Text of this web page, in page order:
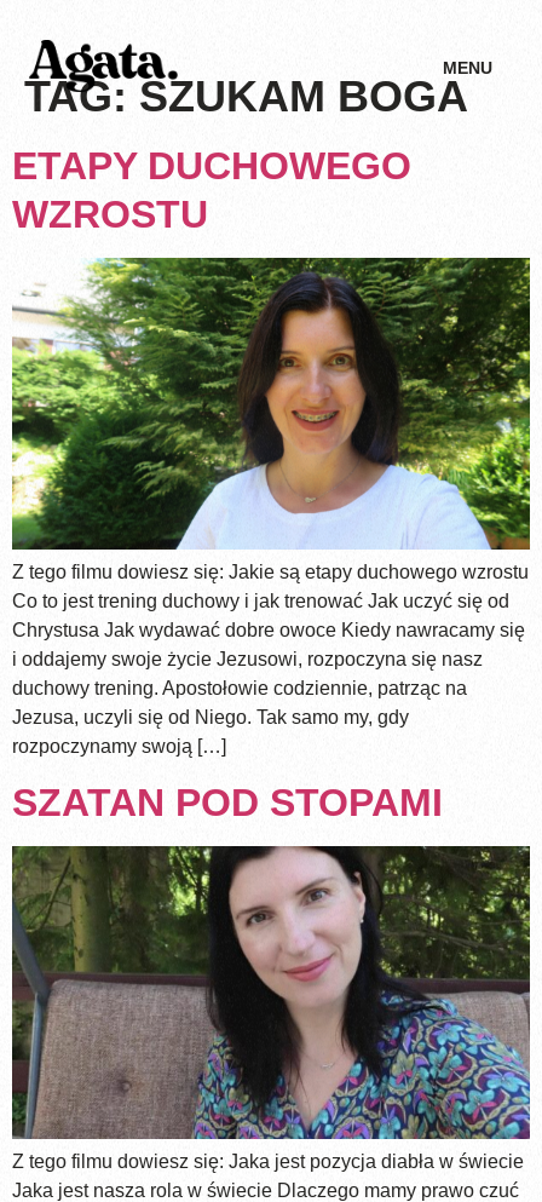
MENU
TAG: SZUKAM BOGA
ETAPY DUCHOWEGO
WZROSTU
Z tego filmu dowiesz się: Jakie są etapy duchowego wzrostu
Co to jest trening duchowy i jak trenować Jak uczyć się od
Chrystusa Jak wydawać dobre owoce Kiedy nawracamy się
i oddajemy swoje życie Jezusowi, rozpoczyna się nasz
duchowy trening. Apostołowie codziennie, patrząc na
Jezusa, uczyli się od Niego. Tak samo my, gdy
rozpoczynamy swoją […]
SZATAN POD STOPAMI
Z tego filmu dowiesz się: Jaka jest pozycja diabła w świecie
Jaka jest nasza rola w świecie Dlaczego mamy prawo czuć